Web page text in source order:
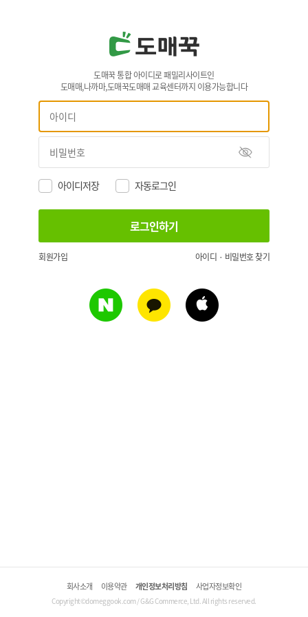
도매꾹 통합 아이디로 패밀리사이트인
도매매,나까마,도매꾹도매매 교육센터까지 이용가능합니다
아이디저장 자동로그인
회원가입 아이디 · 비밀번호 찾기
회사소개 이용약관 개인정보처리방침 사업자정보확인
Copyright©domeggook.com / G&G Commerce, Ltd. All rights reserved.